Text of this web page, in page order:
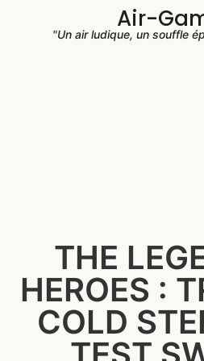
Air-
"Un air ludique, un souffle
THE
HEROES :
COLD